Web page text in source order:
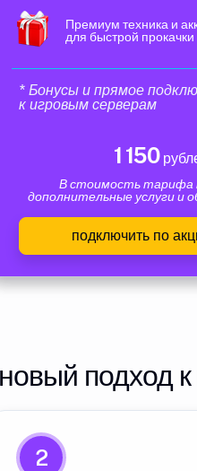
Премиум техника и
для быстрой прокачки
* Бонусы и прямое
к игровым серверам
1 150
В стоимость тарифа
дополнительные услуги и
подключить по
подход
2